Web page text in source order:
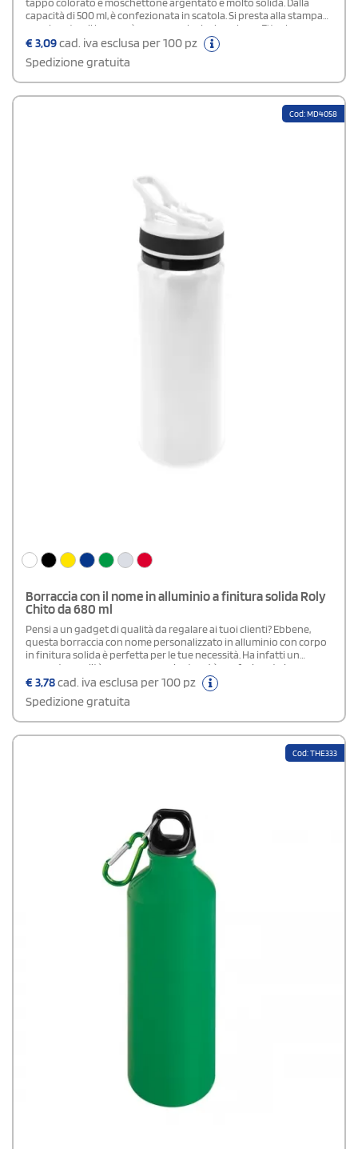
tappo colorato e moschettone argentato è molto solida. Dalla
capacità di 500 ml, è confezionata in scatola. Si presta alla stampa
avvolgente e il logo può essere anche inciso a laser. E' tra le
borracce personalizzate più richieste dalle aziende per idee
omaggio promozionali o come gadget per fiere di settore.Area di
stampa: FRONTE: 3 x 7 cm - AVVOLGENTE: 15 x 9 cm
€3,09cad. iva esclusa per 100 pz
Spedizione gratuita
Cod: MD4058
Borraccia con il nome in alluminio a finitura solida Roly
Chito da 680 ml
Pensi a un gadget di qualità da regalare ai tuoi clienti? Ebbene,
questa borraccia con nome personalizzato in alluminio con corpo
in finitura solida è perfetta per le tue necessità. Ha infatti un
rapporto qualità prezzo conveniente ed è confezionata in una
raffinata scatola di design. La sua capacità è di 680 ml ed è dotata
di tappo con beccuccio a scomparsa e maniglia per il trasporto.
€3,78cad. iva esclusa per 100 pz
Spedizione gratuita
Cod: THE333